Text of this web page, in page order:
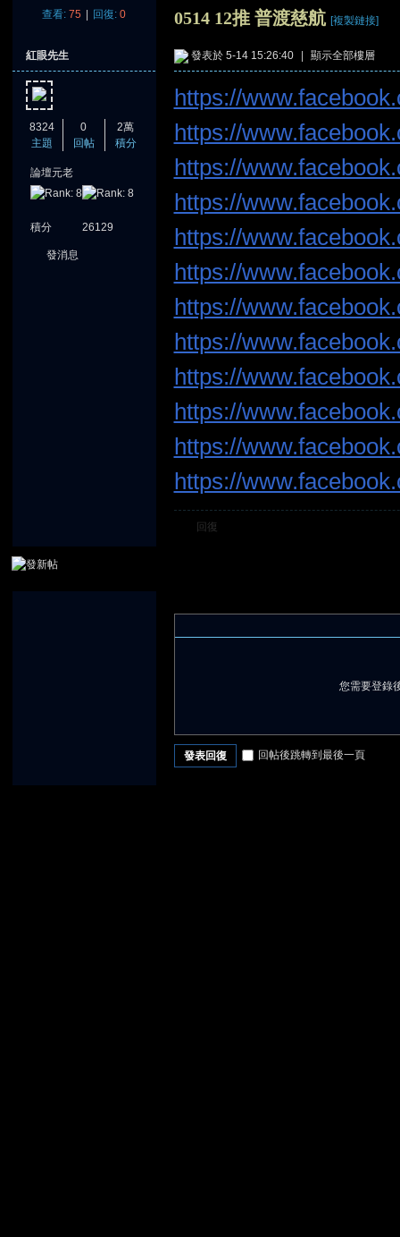
堂
›
查看: 75 回復: 0 0514 12推 普渡慈航 [複製鏈接]
紅眼先生
8324
主題
0
回帖
2萬
積分
論壇元老
積分 26129
發消息
發表於 5-14 15:26:40 顯示全部樓層
https://
https://
https://
https://
https://
https://
https://
https://
https://
https://
https://
https://
回復
您需要登錄
發表回復 回帖後跳轉到最後一頁